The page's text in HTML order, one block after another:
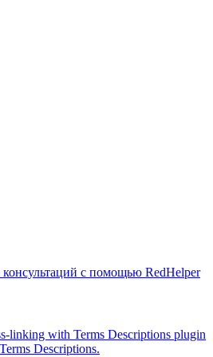
с помощью RedHelper
linking with Terms Descriptions plugin
Descriptions.